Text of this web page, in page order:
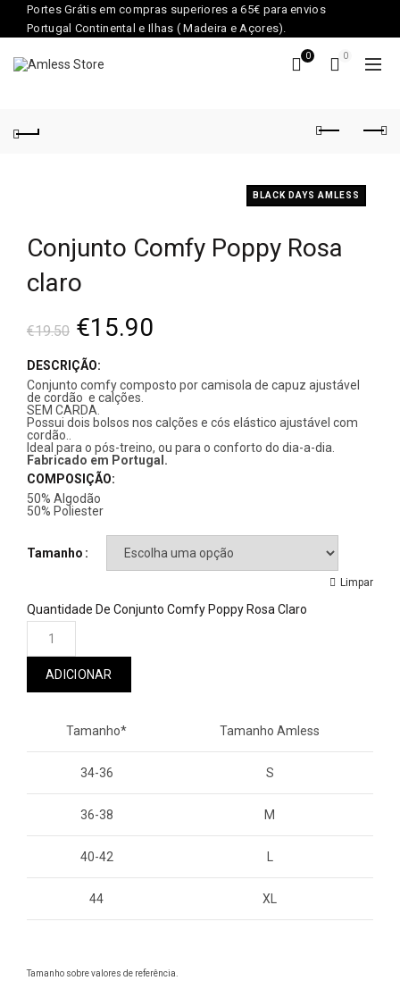
Portes Grátis em compras superiores a 65€ para envios
Portugal Continental e Ilhas ( Madeira e Açores).
0 0
BLACK DAYS AMLESS
Conjunto Comfy Poppy Rosa
claro
€19.50 €15.90
DESCRIÇÃO:
Conjunto comfy composto por camisola de capuz ajustável
de cordão e calções.
SEM CARDA.
Possui dois bolsos nos calções e cós elástico ajustável com
cordão..
Ideal para o pós-treino, ou para o conforto do dia-a-dia.
Fabricado em Portugal.
COMPOSIÇÃO:
50% Algodão
50% Poliester
Tamanho
Limpar
Quantidade De Conjunto Comfy Poppy Rosa Claro
ADICIONAR
Tamanho* Tamanho Amless
34-36 S
36-38 M
40-42
44 XL
Tamanho sobre valores de referência.